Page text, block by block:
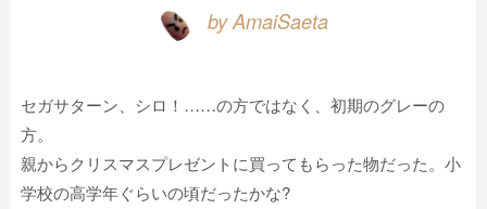
by AmaiSaeta
セガサターン、シロ！……の方ではなく、初期のグレーの
方。
親からクリスマスプレゼントに買ってもらった物だった。小
学校の高学年ぐらいの頃だったかな?